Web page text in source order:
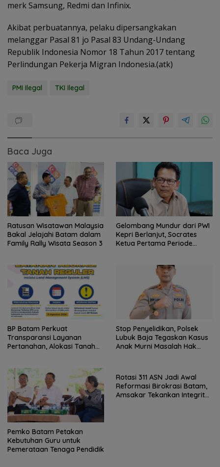
merk Samsung, Redmi dan Infinix.
Akibat perbuatannya, pelaku dipersangkakan
melanggar Pasal 81 jo Pasal 83 Undang-Undang
Republik Indonesia Nomor 18 Tahun 2017 tentang
Perlindungan Pekerja Migran Indonesia.(atk)
PMI Ilegal TKI Ilegal
Baca Juga
Ratusan Wisatawan Malaysia
Bakal Jelajahi Batam dalam
Family Rally Wisata Season 3
Gelombang Mundur dari PWI
Kepri Berlanjut, Socrates
Ketua Pertama Periode
BP Batam Perkuat
Transparansi Layanan
Pertanahan, Alokasi Tanah
Stop Penyelidikan, Polsek
Lubuk Baja Tegaskan Kasus
Anak Murni Masalah Hak
Pemko Batam Petakan
Kebutuhan Guru untuk
Pemerataan Tenaga Pendidik
Rotasi 311 ASN Jadi Awal
Reformasi Birokrasi Batam,
Amsakar Tekankan Integritas